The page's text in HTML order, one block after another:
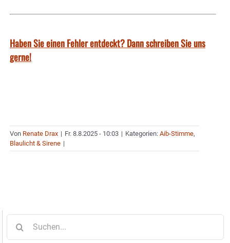
Haben Sie einen Fehler entdeckt? Dann schreiben Sie uns
gerne!
Von Renate Drax | Fr. 8.8.2025 - 10:03 | Kategorien: Aib-Stimme,
Blaulicht & Sirene |
nach: